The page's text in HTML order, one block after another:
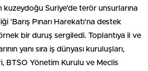
kuzeydoğu Suriye'de terör unsurlarına
'Barış Pınarı Harekatı'na destek
bir duruş sergiledi. Toplantıya il ve
yanı sıra iş dünyası kuruluşları,
BTSO Yönetim Kurulu ve Meclis